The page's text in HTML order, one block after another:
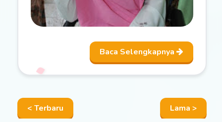
Baca Selengkapnya
< Terbaru Lama >